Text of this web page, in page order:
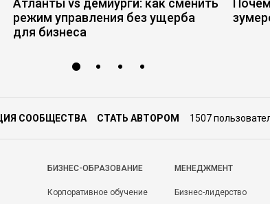
Атланты vs демиурги: как сменить
режим управления без ущерба
для бизнеса
СООБЩЕСТВА СТАТЬ АВТОРОМ 1507
БИЗНЕС-ОБРАЗОВАНИЕ
Корпоративное обучение
МЕНЕДЖМЕНТ
Бизнес-лидерство